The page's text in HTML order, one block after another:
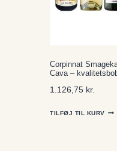
Corpinnat
Cava –
1.126,75 kr.
TILFØJ TIL KURV